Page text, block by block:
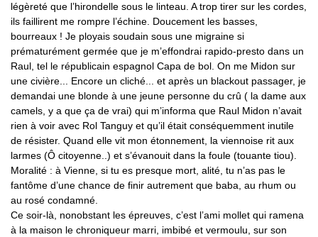
légèreté que l’hirondelle sous le linteau. A trop tirer sur les cordes,
ils faillirent me rompre l’échine. Doucement les basses,
bourreaux ! Je ployais soudain sous une migraine si
prématurément germée que je m’effondrai rapido-presto dans un
Raul, tel le républicain espagnol Capa de bol. On me Midon sur
une civière... Encore un cliché... et après un blackout passager, je
demandai une blonde à une jeune personne du crû ( la dame aux
camels, y a que ça de vrai) qui m’informa que Raul Midon n’avait
rien à voir avec Rol Tanguy et qu’il était conséquemment inutile
de résister. Quand elle vit mon étonnement, la viennoise rit aux
larmes (Ô citoyenne..) et s’évanouit dans la foule (touante tiou).
Moralité : à Vienne, si tu es presque mort, alité, tu n’as pas le
fantôme d’une chance de finir autrement que baba, au rhum ou
au rosé condamné.
Ce soir-là, nonobstant les épreuves, c’est l’ami mollet qui ramena
à la maison le chroniqueur marri, imbibé et vermoulu, sur son